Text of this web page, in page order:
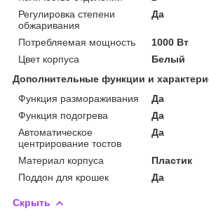
Регулировка степени
обжаривания
Да
Потребляемая мощность
1000 Вт
Цвет корпуса
Белый
Дополнительные функции и
Функция размораживания
Да
Функция подогрева
Да
Автоматическое
центрирование тостов
Да
Материал корпуса
Пластик
Поддон для крошек
Да
Скрыть